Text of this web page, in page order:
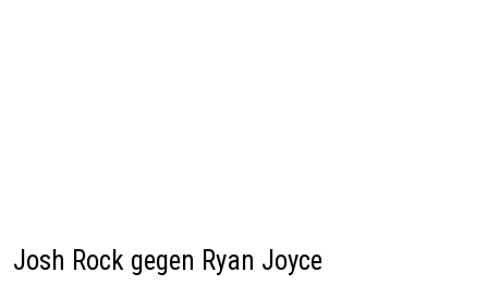
Josh Rock gegen Ryan Joyce